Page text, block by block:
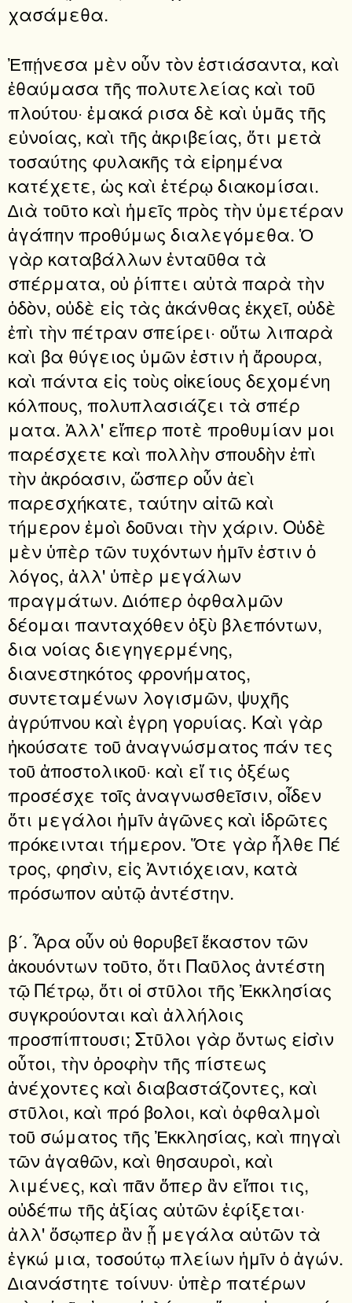
χασάμεθα.
Ἐπῄνεσα μὲν οὖν τὸν ἑστιάσαντα, καὶ
ἐθαύμασα τῆς πολυτελείας καὶ τοῦ
πλούτου· ἐμακά ρισα δὲ καὶ ὑμᾶς τῆς
εὐνοίας, καὶ τῆς ἀκριβείας, ὅτι μετὰ
τοσαύτης φυλακῆς τὰ εἰρημένα
κατέχετε, ὡς καὶ ἑτέρῳ διακομίσαι.
∆ιὰ τοῦτο καὶ ἡμεῖς πρὸς τὴν ὑμετέραν
ἀγάπην προθύμως διαλεγόμεθα. Ὁ
γὰρ καταβάλλων ἐνταῦθα τὰ
σπέρματα, οὐ ῥίπτει αὐτὰ παρὰ τὴν
ὁδὸν, οὐδὲ εἰς τὰς ἀκάνθας ἐκχεῖ, οὐδὲ
ἐπὶ τὴν πέτραν σπείρει· οὕτω λιπαρὰ
καὶ βα θύγειος ὑμῶν ἐστιν ἡ ἄρουρα,
καὶ πάντα εἰς τοὺς οἰκείους δεχομένη
κόλπους, πολυπλασιάζει τὰ σπέρ
ματα. Ἀλλ' εἴπερ ποτὲ προθυμίαν μοι
παρέσχετε καὶ πολλὴν σπουδὴν ἐπὶ
τὴν ἀκρόασιν, ὥσπερ οὖν ἀεὶ
παρεσχήκατε, ταύτην αἰτῶ καὶ
τήμερον ἐμοὶ δοῦναι τὴν χάριν. Οὐδὲ
μὲν ὑπὲρ τῶν τυχόντων ἡμῖν ἐστιν ὁ
λόγος, ἀλλ' ὑπὲρ μεγάλων
πραγμάτων. ∆ιόπερ ὀφθαλμῶν
δέομαι πανταχόθεν ὀξὺ βλεπόντων,
δια νοίας διεγηγερμένης,
διανεστηκότος φρονήματος,
συντεταμένων λογισμῶν, ψυχῆς
ἀγρύπνου καὶ ἐγρη γορυίας. Καὶ γὰρ
ἠκούσατε τοῦ ἀναγνώσματος πάν τες
τοῦ ἀποστολικοῦ· καὶ εἴ τις ὀξέως
προσέσχε τοῖς ἀναγνωσθεῖσιν, οἶδεν
ὅτι μεγάλοι ἡμῖν ἀγῶνες καὶ ἱδρῶτες
πρόκεινται τήμερον. Ὅτε γὰρ ἦλθε Πέ
τρος, φησὶν, εἰς Ἀντιόχειαν, κατὰ
πρόσωπον αὐτῷ ἀντέστην.
βʹ. Ἆρα οὖν οὐ θορυβεῖ ἕκαστον τῶν
ἀκουόντων τοῦτο, ὅτι Παῦλος ἀντέστη
τῷ Πέτρῳ, ὅτι οἱ στῦλοι τῆς Ἐκκλησίας
συγκρούονται καὶ ἀλλήλοις
προσπίπτουσι; Στῦλοι γὰρ ὄντως εἰσὶν
οὗτοι, τὴν ὀροφὴν τῆς πίστεως
ἀνέχοντες καὶ διαβαστάζοντες, καὶ
στῦλοι, καὶ πρό βολοι, καὶ ὀφθαλμοὶ
τοῦ σώματος τῆς Ἐκκλησίας, καὶ πηγαὶ
τῶν ἀγαθῶν, καὶ θησαυροὶ, καὶ
λιμένες, καὶ πᾶν ὅπερ ἂν εἴποι τις,
οὐδέπω τῆς ἀξίας αὐτῶν ἐφίξεται·
ἀλλ' ὅσῳπερ ἂν ᾖ μεγάλα αὐτῶν τὰ
ἐγκώ μια, τοσούτῳ πλείων ἡμῖν ὁ ἀγών.
∆ιανάστητε τοίνυν· ὑπὲρ πατέρων